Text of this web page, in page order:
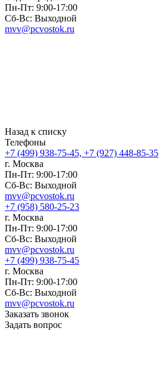
Пн-Пт: 9:00-17:00
Сб-Вс: Выходной
mvv@pcvostok.ru
Назад к списку
Телефоны
+7 (499) 938-75-45, +7 (927) 448-85-35
г. Москва
Пн-Пт: 9:00-17:00
Сб-Вс: Выходной
mvv@pcvostok.ru
+7 (958) 580-25-23
г. Москва
Пн-Пт: 9:00-17:00
Сб-Вс: Выходной
mvv@pcvostok.ru
+7 (499) 938-75-45
г. Москва
Пн-Пт: 9:00-17:00
Сб-Вс: Выходной
mvv@pcvostok.ru
Заказать звонок
Задать вопрос